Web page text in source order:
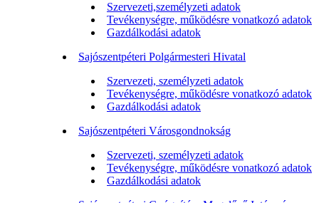
Szervezeti,személyzeti adatok
Tevékenységre, működésre vonatkozó adatok
Gazdálkodási adatok
Sajószentpéteri Polgármesteri Hivatal
Szervezeti, személyzeti adatok
Tevékenységre, működésre vonatkozó adatok
Gazdálkodási adatok
Sajószentpéteri Városgondnokság
Szervezeti, személyzeti adatok
Tevékenységre, működésre vonatkozó adatok
Gazdálkodási adatok